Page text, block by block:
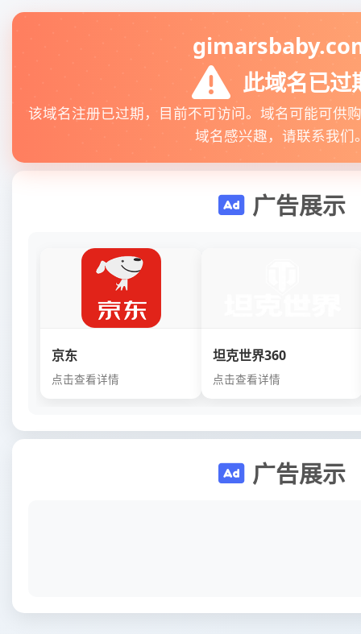
此域名已过
该域名注册已过期，目前不可访问。域名可能可供
域名感兴趣，请联系我们
广告展示
京东
点击查看详情
坦克世界360
点击查看详情
广告展示